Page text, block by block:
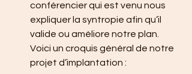
conférencier qui est venu nous
expliquer la syntropie afin qu’il
valide ou améliore notre plan.
Voici un croquis général de notre
projet d’implantation :